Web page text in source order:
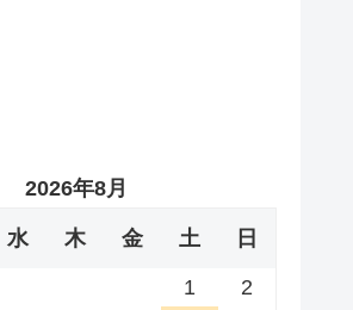
2026年8月
水 木 金 土 日
1
2